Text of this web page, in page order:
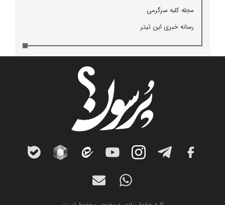
مجله كلبه سرگرمی
رسانه خبری این تیتر